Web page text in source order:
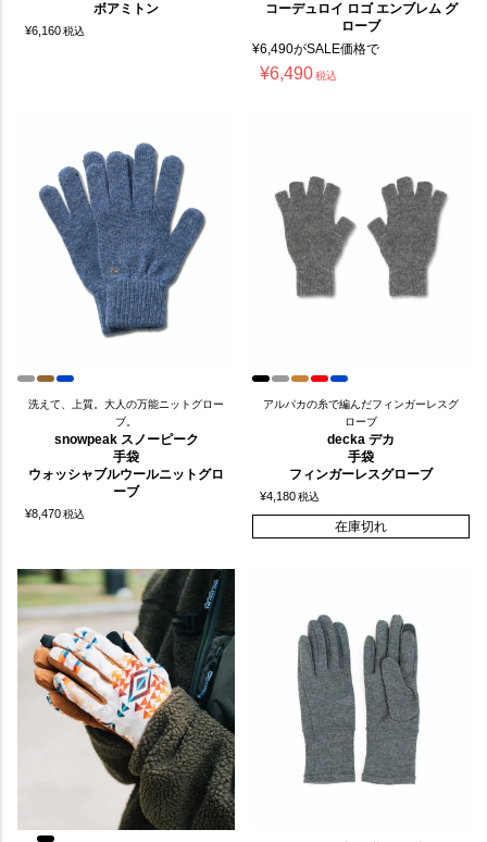
ボアミトン
¥6,160税込
コーデュロイ ロゴ エンブレム グ
ローブ
¥6,490がSALE価格で
¥6,490税込
洗えて、上質。大人の万能ニットグロー
ブ。
snowpeak スノーピーク
手袋
ウォッシャブルウールニットグロ
ーブ
¥8,470税込
アルパカの糸で編んだフィンガーレスグ
ローブ
decka デカ
手袋
フィンガーレスグローブ
¥4,180税込
在庫切れ